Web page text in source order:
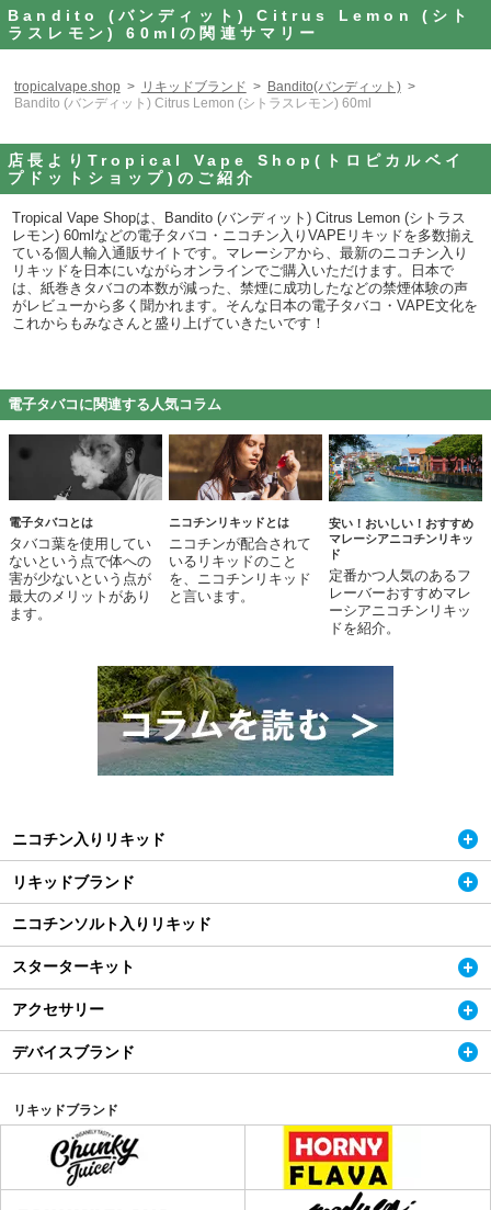
Bandito (バンディット) Citrus Lemon (シト
ラスレモン) 60mlの関連サマリー
tropicalvape.shop リキッドブランド
Bandito(バンディット)
Bandito (バンディット) Citrus Lemon (シトラスレモン) 60ml
店長よりTropical Vape Shop(トロピカルベイ
プドットショップ)のご紹介
Tropical Vape Shopは、Bandito (バンディット) Citrus Lemon (シトラス
レモン) 60mlなどの電子タバコ・ニコチン入りVAPEリキッドを多数揃え
ている個人輸入通販サイトです。マレーシアから、最新のニコチン入り
リキッドを日本にいながらオンラインでご購入いただけます。日本で
は、紙巻きタバコの本数が減った、禁煙に成功したなどの禁煙体験の声
がレビューから多く聞かれます。そんな日本の電子タバコ・VAPE文化を
これからもみなさんと盛り上げていきたいです！
電子タバコに関連する人気コラム
電子タバコとは
タバコ葉を使用してい
ないという点で体への
害が少ないという点が
最大のメリットがあり
ます。
ニコチンリキッドとは
ニコチンが配合されて
いるリキッドのこと
を、ニコチンリキッド
と言います。
安い！おいしい！おすすめ
マレーシアニコチンリキッ
ド
定番かつ人気のあるフ
レーバーおすすめマレ
ーシアニコチンリキッ
ドを紹介。
ニコチン入りリキッド
リキッドブランド
ニコチンソルト入りリキッド
スターターキット
アクセサリー
デバイスブランド
リキッドブランド